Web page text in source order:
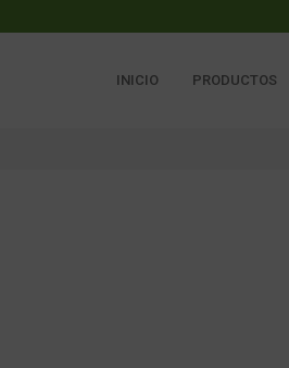
INICIO PRODUCTOS